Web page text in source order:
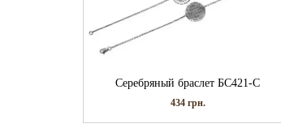
Серебряный браслет БС421-С
434 грн.